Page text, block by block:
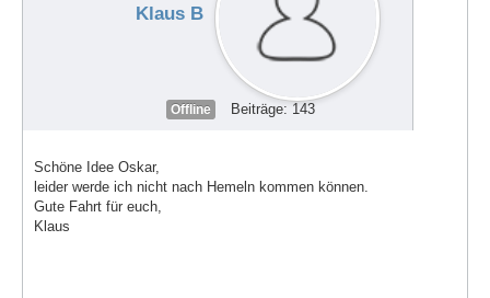
Klaus B
Offline Beiträge: 143
Schöne Idee Oskar,
leider werde ich nicht nach Hemeln kommen können.
Gute Fahrt für euch,
Klaus